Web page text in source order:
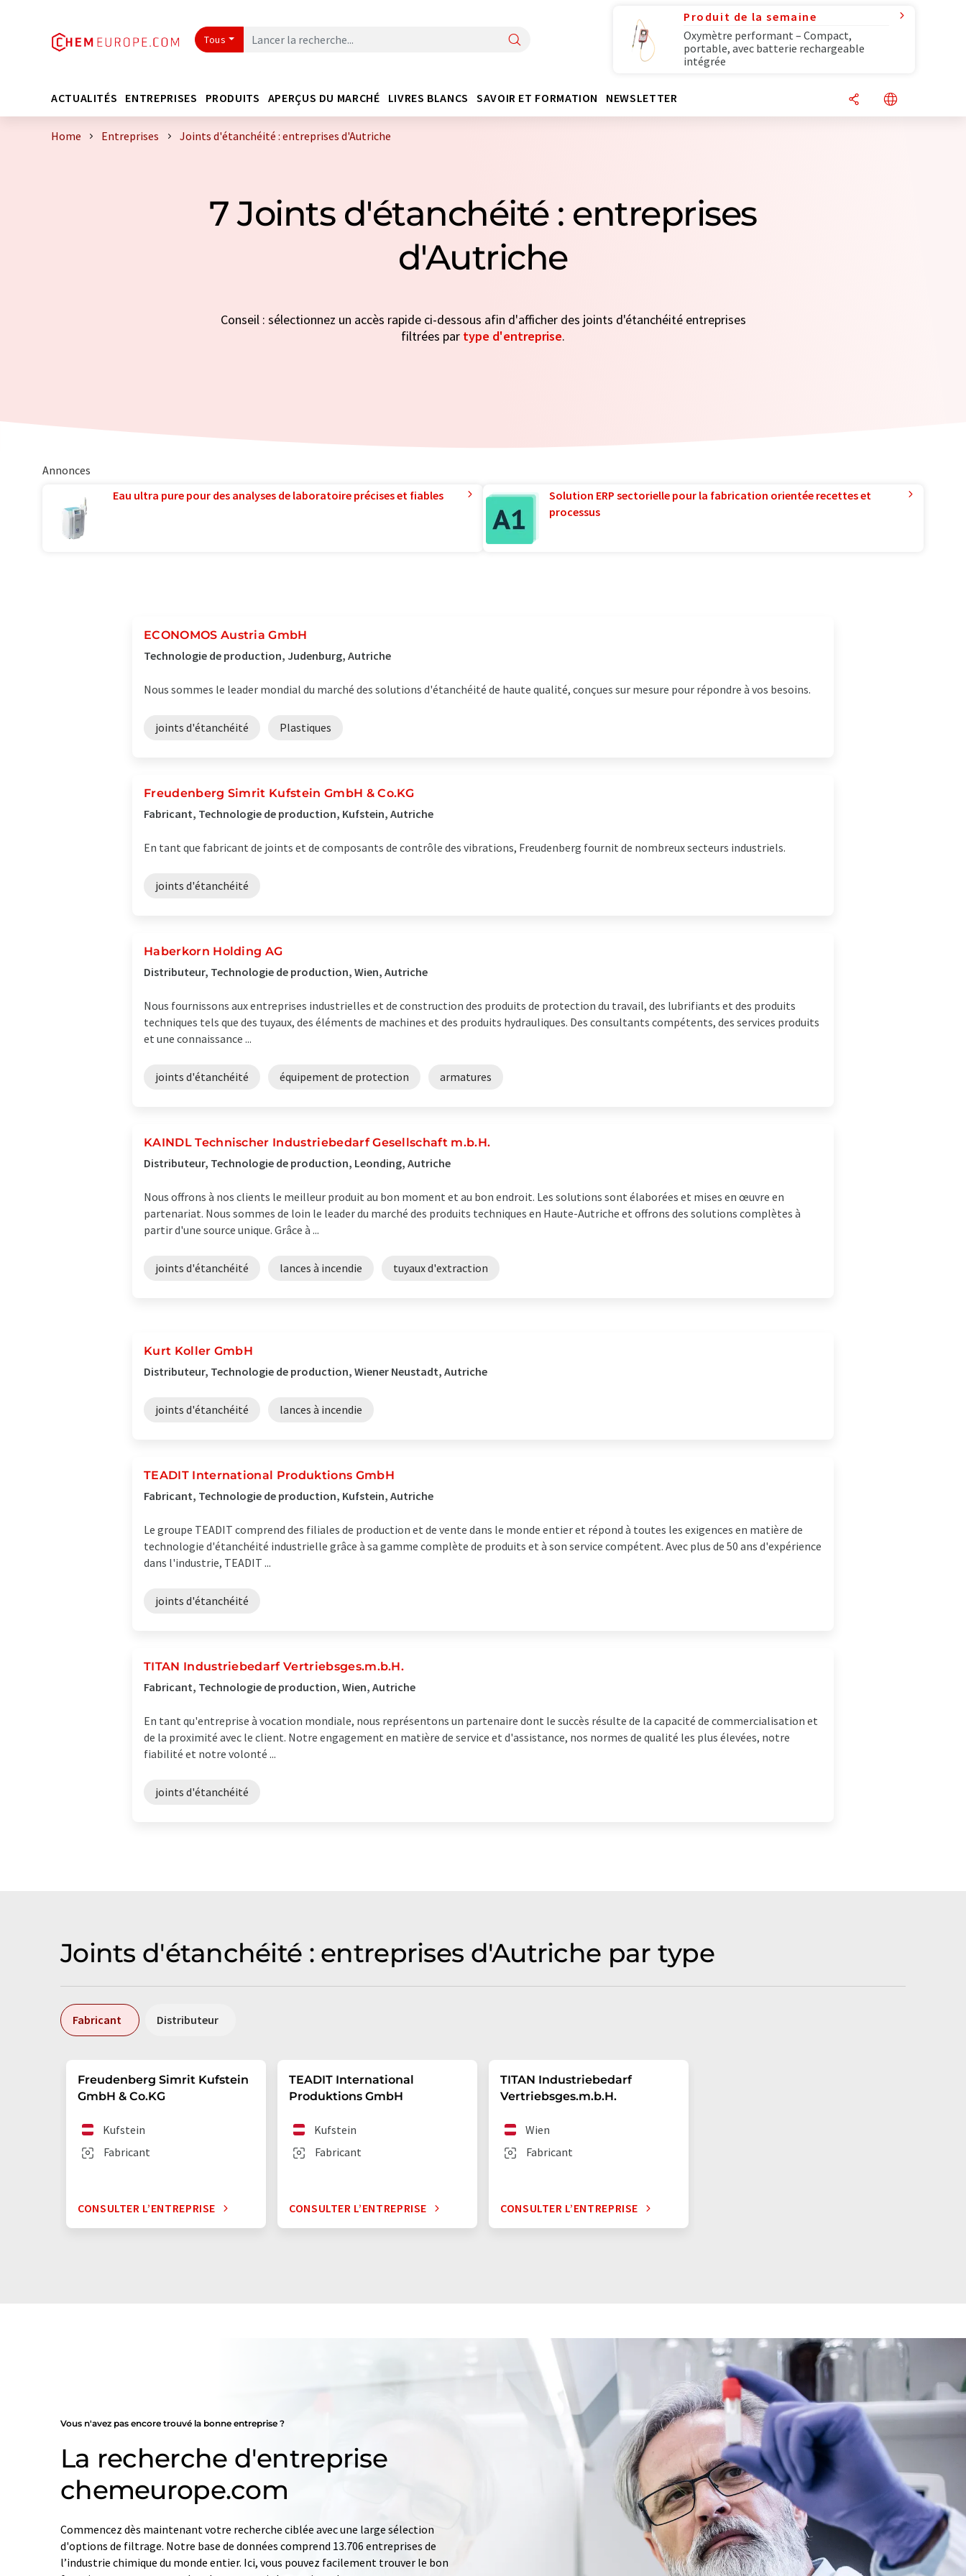
Tous
Produit de la semaine
Oxymètre performant – Compact,
portable, avec batterie rechargeable
intégrée
ACTUALITÉS ENTREPRISES PRODUITS APERÇUS DU MARCHÉ LIVRES BLANCS SAVOIR ET FORMATION NEWSLETTER
Home Entreprises Joints d'étanchéité : entreprises d'Autriche
7 Joints d'étanchéité : entreprises
d'Autriche
Conseil : sélectionnez un accès rapide ci-dessous afin d'afficher des joints d'étanchéité entreprises
filtrées par type d'entreprise.
Annonces
Eau ultra pure pour des analyses de laboratoire précises et fiables
Solution ERP sectorielle pour la fabrication orientée recettes et
processus
ECONOMOS Austria GmbH
Technologie de production, Judenburg, Autriche
Nous sommes le leader mondial du marché des solutions d'étanchéité de haute qualité, conçues sur mesure pour répondre à vos besoins.
joints d'étanchéité Plastiques
Freudenberg Simrit Kufstein GmbH & Co.KG
Fabricant, Technologie de production, Kufstein, Autriche
En tant que fabricant de joints et de composants de contrôle des vibrations, Freudenberg fournit de nombreux secteurs industriels.
joints d'étanchéité
Haberkorn Holding AG
Distributeur, Technologie de production, Wien, Autriche
Nous fournissons aux entreprises industrielles et de construction des produits de protection du travail, des lubrifiants et des produits
techniques tels que des tuyaux, des éléments de machines et des produits hydrauliques. Des consultants compétents, des services produits
et une connaissance ...
joints d'étanchéité équipement de protection armatures
KAINDL Technischer Industriebedarf Gesellschaft m.b.H.
Distributeur, Technologie de production, Leonding, Autriche
Nous offrons à nos clients le meilleur produit au bon moment et au bon endroit. Les solutions sont élaborées et mises en œuvre en
partenariat. Nous sommes de loin le leader du marché des produits techniques en Haute-Autriche et offrons des solutions complètes à
partir d'une source unique. Grâce à ...
joints d'étanchéité lances à incendie tuyaux d'extraction
Kurt Koller GmbH
Distributeur, Technologie de production, Wiener Neustadt, Autriche
joints d'étanchéité lances à incendie
TEADIT International Produktions GmbH
Fabricant, Technologie de production, Kufstein, Autriche
Le groupe TEADIT comprend des filiales de production et de vente dans le monde entier et répond à toutes les exigences en matière de
technologie d'étanchéité industrielle grâce à sa gamme complète de produits et à son service compétent. Avec plus de 50 ans d'expérience
dans l'industrie, TEADIT ...
joints d'étanchéité
TITAN Industriebedarf Vertriebsges.m.b.H.
Fabricant, Technologie de production, Wien, Autriche
En tant qu'entreprise à vocation mondiale, nous représentons un partenaire dont le succès résulte de la capacité de commercialisation et
de la proximité avec le client. Notre engagement en matière de service et d'assistance, nos normes de qualité les plus élevées, notre
fiabilité et notre volonté ...
joints d'étanchéité
Joints d'étanchéité : entreprises d'Autriche par type
Fabricant Distributeur
Freudenberg Simrit Kufstein
GmbH & Co.KG
Fabricant
Kufstein
CONSULTER L’ENTREPRISE
TEADIT International
Produktions GmbH
Fabricant
Kufstein
CONSULTER L’ENTREPRISE
TITAN Industriebedarf
Vertriebsges.m.b.H.
Fabricant
Wien
CONSULTER L’ENTREPRISE
Vous n'avez pas encore trouvé la bonne entreprise ?
La recherche d'entreprise
chemeurope.com
Commencez dès maintenant votre recherche ciblée avec une large sélection
d'options de filtrage. Notre base de données comprend 13.706 entreprises de
l’industrie chimique du monde entier. Ici, vous pouvez facilement trouver le bon